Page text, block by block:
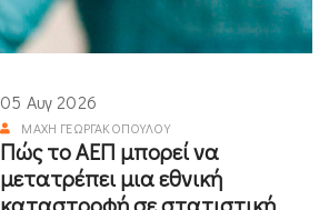
05 Αυγ 2026
ΜΆΧΗ ΓΕΩΡΓΑΚΟΠΟΎΛΟΥ
Πώς το ΑΕΠ μπορεί να
μετατρέπει μια εθνική